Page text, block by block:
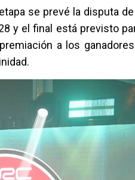
se prevé la disputa
y el final está previsto
a los